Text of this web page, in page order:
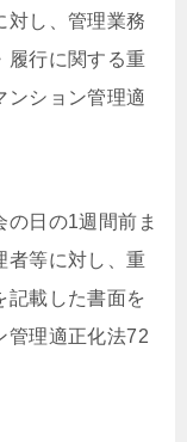
対し、管理業務
履行に関する重
ンション管理適
の日の1週間前ま
者等に対し、重
記載した書面を
管理適正化法72